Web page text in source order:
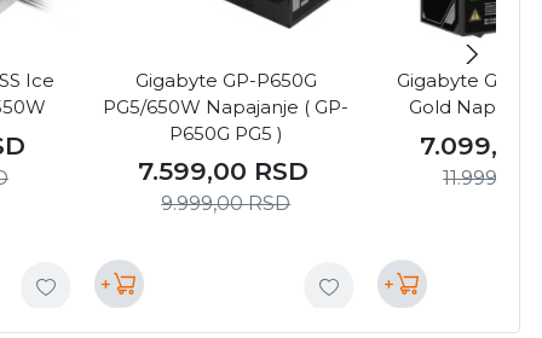
Ice
Gigabyte GP-P650G
PG5/650W Napajanje ( GP-
P650G PG5 )
7.599,00 RSD
9.999,00RSD
+
Gigabyte GP-
Gold
7.099,00
11.999,00
+